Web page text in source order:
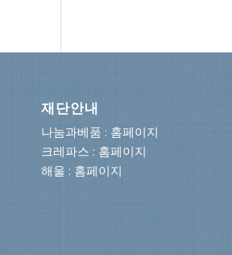
재단안내
나눔과베품 : 홈페이지
크레파스 : 홈페이지
해울 : 홈페이지